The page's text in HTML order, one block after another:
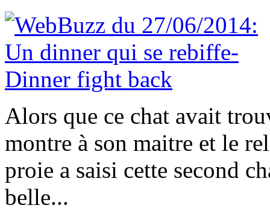
Alors que ce chat avait
montre à son maitre et le
proie a saisi cette second
belle...